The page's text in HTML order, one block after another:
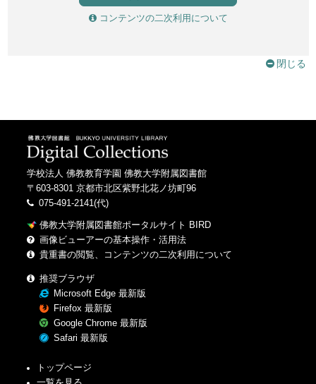
コンテンツの二次利用について
閉じる
学校法人 佛教教育学園 佛教大学附属図書館
〒603-8301 京都市北区紫野北花ノ坊町96
075-491-2141(代)
佛教大学附属図書館ポータルサイト BIRD
画像ビューアーの基本操作・活用法
貴重書の閲覧、コンテンツの二次利用について
推奨ブラウザ
Microsoft Edge 最新版
Firefox 最新版
Google Chrome 最新版
Safari 最新版
トップページ